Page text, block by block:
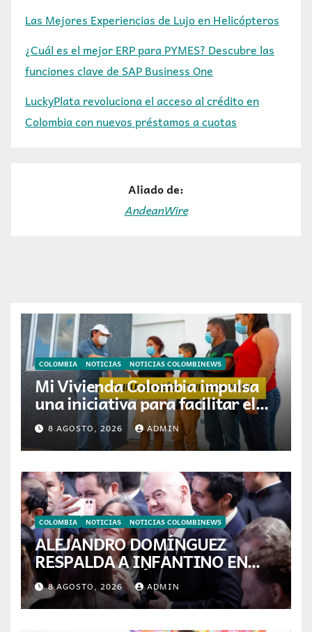
Las Mejores Experiencias de Lujo en Helicópteros
¿Cuál es el mejor ERP para PYMES? Descubre las
funciones clave de SAP Business One
LuckyPlata revoluciona el acceso al crédito en
Colombia con nuevos préstamos a cuotas
Aliado de:
AndeanWire
COLOMBIA NOTICIAS NOTICIAS COLOMBINEWS
Mi Vivienda Colombia impulsa
una iniciativa para facilitar el
acceso a la vivienda de familias
colombianas
8 AGOSTO, 2026 ADMIN
COLOMBIA NOTICIAS NOTICIAS COLOMBINEWS
ALEJANDRO DOMÍNGUEZ
RESPALDA A INFANTINO EN
CALI: «ES EL LÍDER DE LA
TRANSFORMACIÓN DEL
FÚTBOL»
8 AGOSTO, 2026 ADMIN